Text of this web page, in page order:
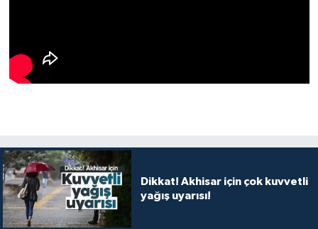
Dikkat! Akhisar için çok kuvvetli
yağış uyarısı!